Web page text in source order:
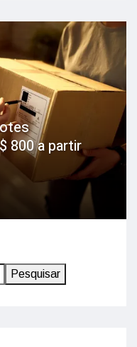
800 a partir
Pesquisar